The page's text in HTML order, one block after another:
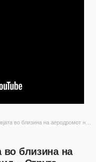
на аеродромот на патот Охрид – Струга
во близина на